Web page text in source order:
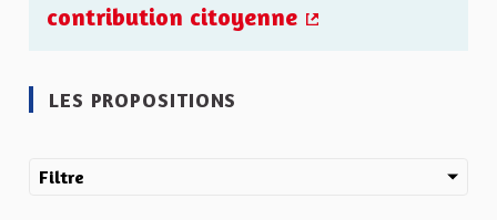
contribution citoyenne
LES PROPOSITIONS
Filtre